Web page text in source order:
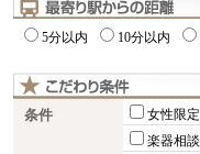
5分以内 10分以内
条件 女性限定
楽器相談